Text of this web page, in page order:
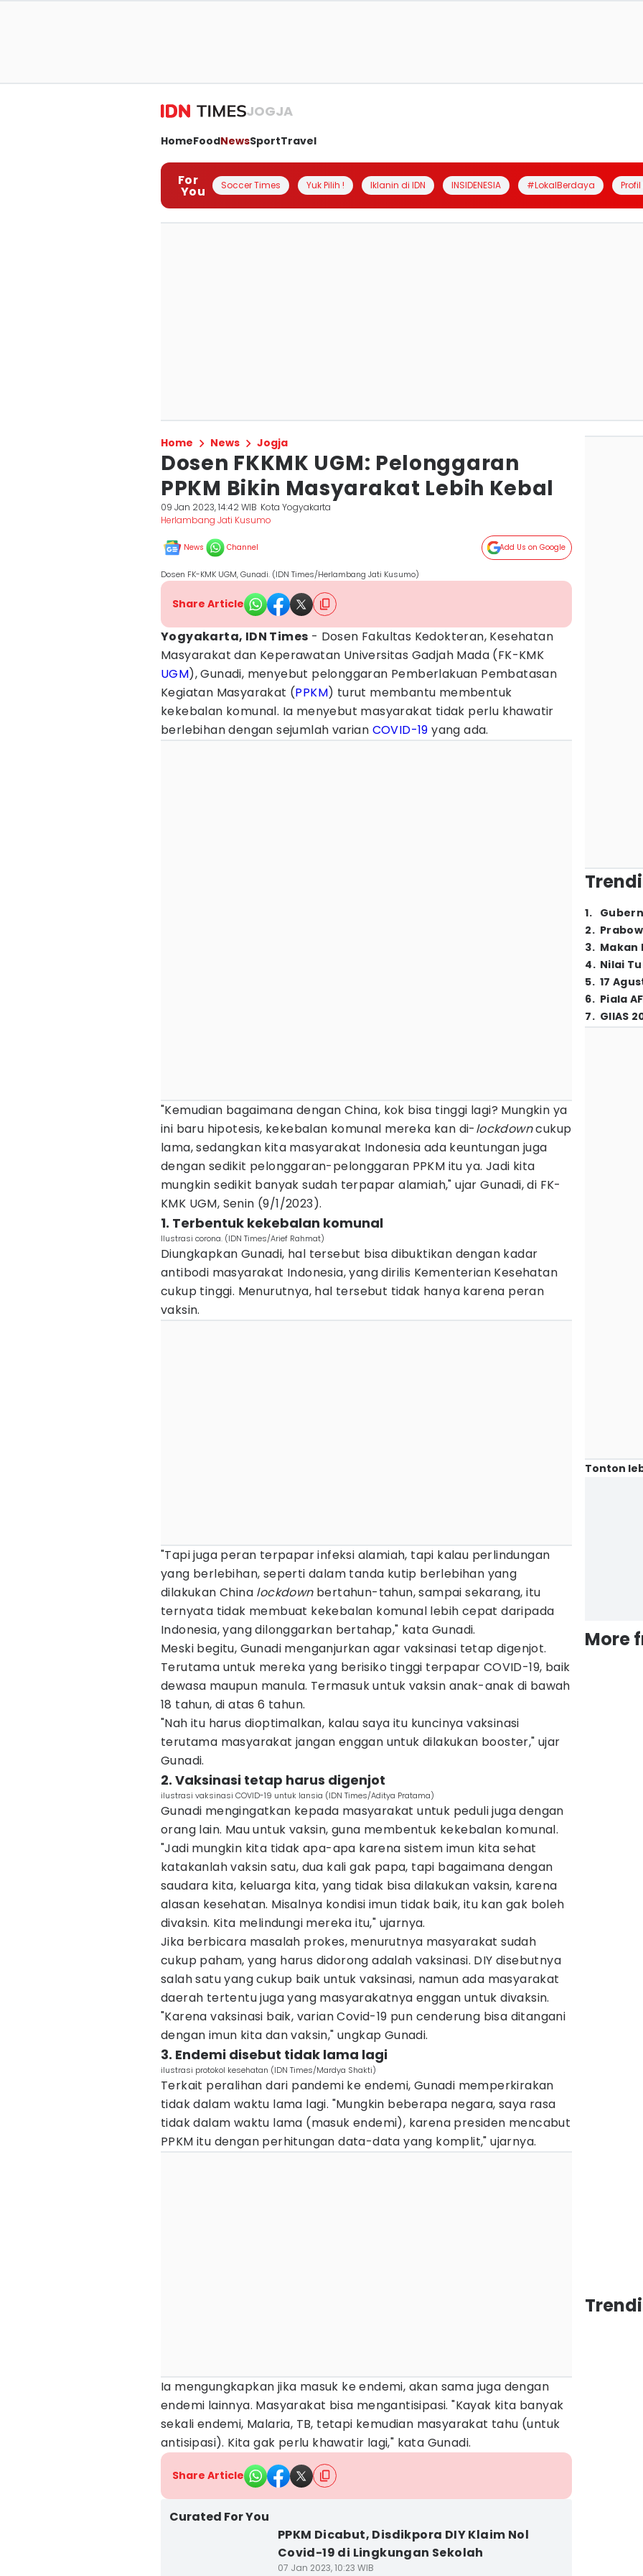
JOGJA
HomeFoodNewsSportTravel
For
You Soccer Times Yuk Pilih ! Iklanin di IDN INSIDENESIA #LokalBerdaya
Home News Jogja
Dosen FKKMK UGM: Pelonggaran
PPKM Bikin Masyarakat Lebih Kebal
09 Jan 2023, 14:42 WIB Kota Yogyakarta
Herlambang Jati Kusumo
News Channel Add Us on Google
Dosen FK-KMK UGM, Gunadi. (IDN Times/Herlambang Jati Kusumo)
Share Article
Yogyakarta, IDN Times - Dosen Fakultas Kedokteran, Kesehatan
Masyarakat dan Keperawatan Universitas Gadjah Mada (FK-KMK
UGM), Gunadi, menyebut pelonggaran Pemberlakuan Pembatasan
Kegiatan Masyarakat (PPKM) turut membantu membentuk
kekebalan komunal. Ia menyebut masyarakat tidak perlu khawatir
berlebihan dengan sejumlah varian COVID-19 yang ada.
"Kemudian bagaimana dengan China, kok bisa tinggi lagi? Mungkin ya
ini baru hipotesis, kekebalan komunal mereka kan di-lockdowncukup
lama, sedangkan kita masyarakat Indonesia ada keuntungan juga
dengan sedikit pelonggaran-pelonggaran PPKM itu ya. Jadi kita
mungkin sedikit banyak sudah terpapar alamiah," ujar Gunadi, di FK-
KMK UGM, Senin (9/1/2023).
1. Terbentuk kekebalan komunal
Ilustrasi corona. (IDN Times/Arief Rahmat)
Diungkapkan Gunadi, hal tersebut bisa dibuktikan dengan kadar
antibodi masyarakat Indonesia, yang dirilis Kementerian Kesehatan
cukup tinggi. Menurutnya, hal tersebut tidak hanya karena peran
vaksin.
"Tapi juga peran terpapar infeksi alamiah, tapi kalau perlindungan
yang berlebihan, seperti dalam tanda kutip berlebihan yang
dilakukan China lockdownbertahun-tahun, sampai sekarang, itu
ternyata tidak membuat kekebalan komunal lebih cepat daripada
Indonesia, yang dilonggarkan bertahap," kata Gunadi.
Meski begitu, Gunadi menganjurkan agar vaksinasi tetap digenjot.
Terutama untuk mereka yang berisiko tinggi terpapar COVID-19, baik
dewasa maupun manula. Termasuk untuk vaksin anak-anak di bawah
18 tahun, di atas 6 tahun.
"Nah itu harus dioptimalkan, kalau saya itu kuncinya vaksinasi
terutama masyarakat jangan enggan untuk dilakukan booster," ujar
Gunadi.
2. Vaksinasi tetap harus digenjot
ilustrasi vaksinasi COVID-19 untuk lansia (IDN Times/Aditya Pratama)
Gunadi mengingatkan kepada masyarakat untuk peduli juga dengan
orang lain. Mau untuk vaksin, guna membentuk kekebalan komunal.
"Jadi mungkin kita tidak apa-apa karena sistem imun kita sehat
katakanlah vaksin satu, dua kali gak papa, tapi bagaimana dengan
saudara kita, keluarga kita, yang tidak bisa dilakukan vaksin, karena
alasan kesehatan. Misalnya kondisi imun tidak baik, itu kan gak boleh
divaksin. Kita melindungi mereka itu," ujarnya.
Jika berbicara masalah prokes, menurutnya masyarakat sudah
cukup paham, yang harus didorong adalah vaksinasi. DIY disebutnya
salah satu yang cukup baik untuk vaksinasi, namun ada masyarakat
daerah tertentu juga yang masyarakatnya enggan untuk divaksin.
"Karena vaksinasi baik, varian Covid-19 pun cenderung bisa ditangani
dengan imun kita dan vaksin," ungkap Gunadi.
3. Endemi disebut tidak lama lagi
ilustrasi protokol kesehatan (IDN Times/Mardya Shakti)
Terkait peralihan dari pandemi ke endemi, Gunadi memperkirakan
tidak dalam waktu lama lagi. "Mungkin beberapa negara, saya rasa
tidak dalam waktu lama (masuk endemi), karena presiden mencabut
PPKM itu dengan perhitungan data-data yang komplit," ujarnya.
Ia mengungkapkan jika masuk ke endemi, akan sama juga dengan
endemi lainnya. Masyarakat bisa mengantisipasi. "Kayak kita banyak
sekali endemi, Malaria, TB, tetapi kemudian masyarakat tahu (untuk
antisipasi). Kita gak perlu khawatir lagi," kata Gunadi.
Share Article
Curated For You
PPKM Dicabut, Disdikpora DIY Klaim Nol
Covid-19 di Lingkungan Sekolah
07 Jan 2023, 10:23 WIB
1.
2.
3. Makan
4. Nilai
5. 17
6. Piala
7. GIIAS
Tonton
More